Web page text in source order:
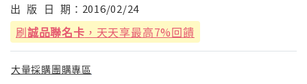
出 版 日 期： 2016/02/24
刷誠品聯名卡 ，天天享最高7%回饋
大量採購團購專區